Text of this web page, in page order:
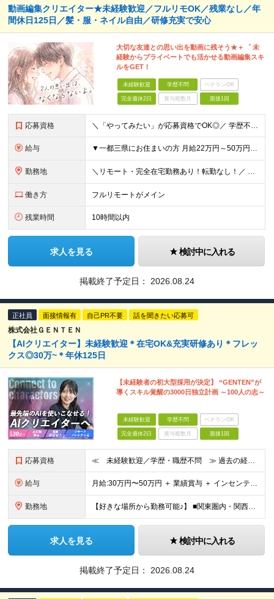
動画編集クリエイター★未経験歓迎／フルリモOK／残業なし／年
間休日125日／髪・服・ネイル自由／研修充実で安心
大切な友達との思い出を動画に残そう★＋゜ 未
経験からプライベートでも活かせる動画編集スキ
ルをGET！
未経験歓迎 学歴不問 ベテランOK
完全週休2日 賞与複数月 面接1回
応募資格 ＼「やってみたい」が応募資格でOK◎／ 学歴不問／未経験歓迎／業種未経験歓迎／社会人デビュー歓迎／第二新卒歓迎／ブランクOK 経験やスキルは一切不問。 大切なのは「挑戦してみたい」という気持ちです
給与 ▼一都三県にお住まいの方 月給22万円～50万円＋インセンティブ＋賞与＋各種手当 ▼上記以外の地域にお住まいの方 月給21万円～50万円＋インセンティブ＋賞与＋各種手当 ※経験・能力を考慮して決定
勤務地 ＼リモート・完全在宅勤務あり！転勤なし！／ 【47都道府県の好きな地域で働けます☆】 ★リモート・フルリモートも選択可能です！ └将来的には「お気に入りのカフェでテレワーク」 「日本全国、旅をしなが
働き方 フルリモートがメイン
残業時間 10時間以内
求人を見る 検討中に入れる
掲載終了予定日： 2026.08.24
正社員 面接情報有 自己PR不要 話を聞きたい応募可
株式会社ＧＥＮＴＥＮ
【AIクリエイター】未経験歓迎＊在宅OK&充実研修あり＊フレッ
クス◎30万~＊年休125日
【未経験者の初大型採用が決定】 “GENTEN”が
導くスキル覚醒の3000日独立計画 ～100人の志～
未経験歓迎 学歴不問 ベテランOK
完全週休2日 賞与複数月 面接1回
応募資格 ≪ 未経験歓迎／学歴・職歴不問 ≫ 過去の経歴は一切不問。 「いままで」よりも「これから」を 重視した採用を行っています！ ▼▼こんな想いがある方大歓迎▼▼ ・WEBデザインに興味がある ・自由な環
給与 ⽉給:30万円〜50万円 ＋ 業績賞与 ＋ インセンティブ賞与 経験者：35万円～ ※経験・スキルを考慮の上、決定します。 ※経験者は別途優遇！ ★試用期間6ヶ月（期間中は月給21万円～）
勤務地 【好きな場所から勤務可能♪】 ■関東圏内・関西圏内 または⾸都圏近郊のプロジェクト先 ★リモートワーク実施中（プロジェクトによりフルリモートもあり） ★転居を伴う転勤なし ★配属先は希望を最⼤限考慮
求人を見る 検討中に入れる
掲載終了予定日： 2026.08.24